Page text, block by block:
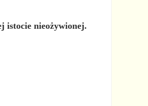
istocie nieożywionej.